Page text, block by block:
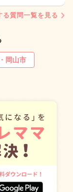
る質問一覧を見る
岡山市